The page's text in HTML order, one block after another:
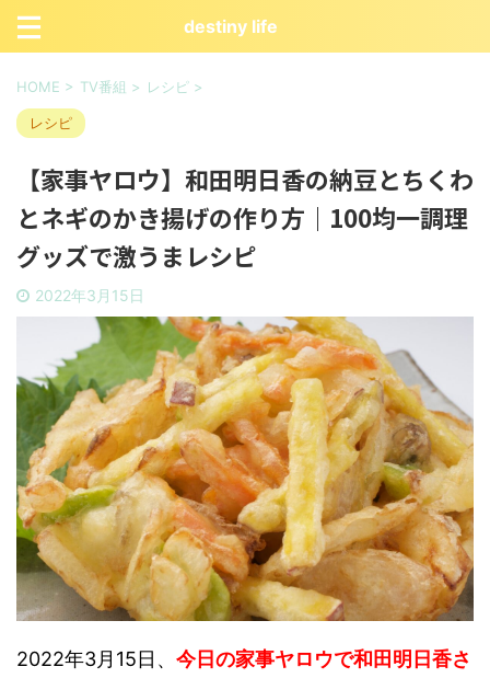
destiny life
HOME > TV番組 > レシピ >
レシピ
【家事ヤロウ】和田明日香の納豆とちくわ
とネギのかき揚げの作り方｜100均一調理
グッズで激うまレシピ
2022年3月15日
2022年3月15日、 今日の家事ヤロウで和田明日香さ